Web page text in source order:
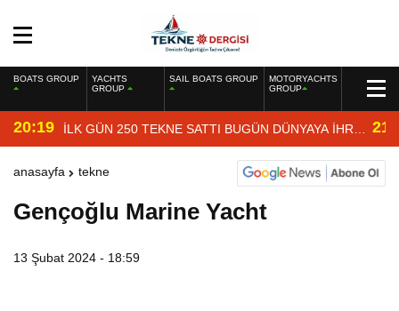
BOATS GROUP
YACHTS
GROUP
SAIL BOATS GROUP
MOTORYACHTS
GROUP
20:19 İLK GÜN 250 TEKNE SATTI BUGÜN DÜNYAYA İHRAÇ
EDİYOR
anasayfa tekne
Gençoğlu Marine Yacht
13 Şubat 2024 - 18:59